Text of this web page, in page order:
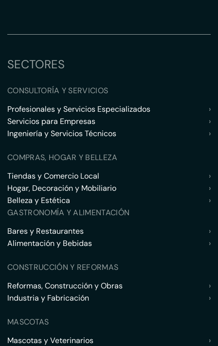
SECTORES
CONSULTORÍA Y SERVICIOS
Profesionales y Servicios Especializados
›
Servicios para Empresas
›
Ingeniería y Servicios Técnicos
›
COMPRAS, HOGAR Y BELLEZA
Tiendas y Comercio Local
›
Hogar, Decoración y Mobiliario
›
Belleza y Estética
›
GASTRONOMÍA Y ALIMENTACIÓN
Bares y Restaurantes
›
Alimentación y Bebidas
›
CONSTRUCCIÓN Y REFORMAS
Reformas, Construcción y Obras
›
Industria y Fabricación
›
MASCOTAS
Mascotas y Veterinarios
›